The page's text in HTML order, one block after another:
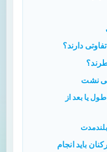
دارند؟
نشت
یا بعد از
باید انجام